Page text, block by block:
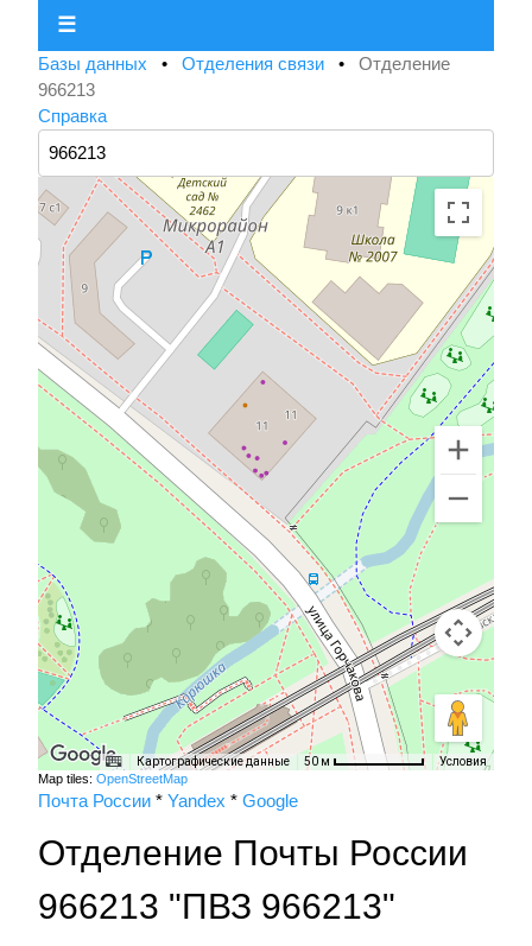
☰
Базы данных • Отделения связи • Отделение
966213
Справка
Картографические данные 50 м Условия
Map tiles: OpenStreetMap
Почта России * Yandex * Google
Отделение Почты России
966213 "ПВЗ 966213"